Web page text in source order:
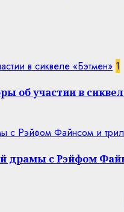
в сиквеле «Бэтмен» 1
об участии в
с Рэйфом Файнсом и
драмы с Рэйфом